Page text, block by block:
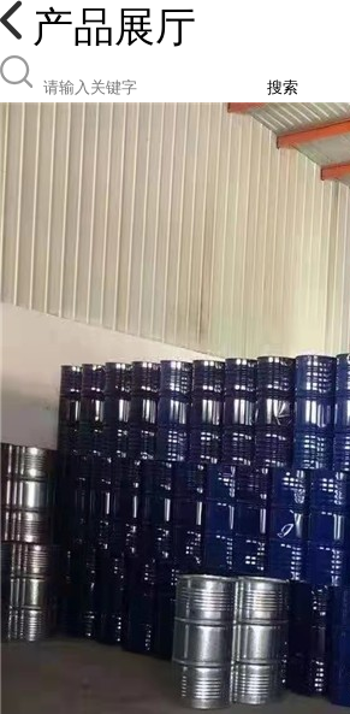
产品展厅
搜索